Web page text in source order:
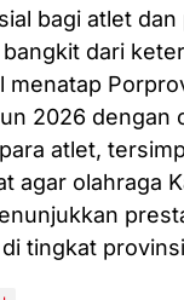
bagi atlet dan
dari
menatap
2026 dengan
atlet,
agar olahraga
tingkat